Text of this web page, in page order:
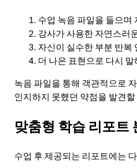
수업 녹음 파일을 들으며
강사가 사용한 자연스러
자신이 실수한 부분 반복
더 나은 표현으로 다시 말
녹음 파일을 통해 객관적으로
인지하지 못했던 약점을 발견할
맞춤형 학습 리포트
수업 후 제공되는 리포트에는